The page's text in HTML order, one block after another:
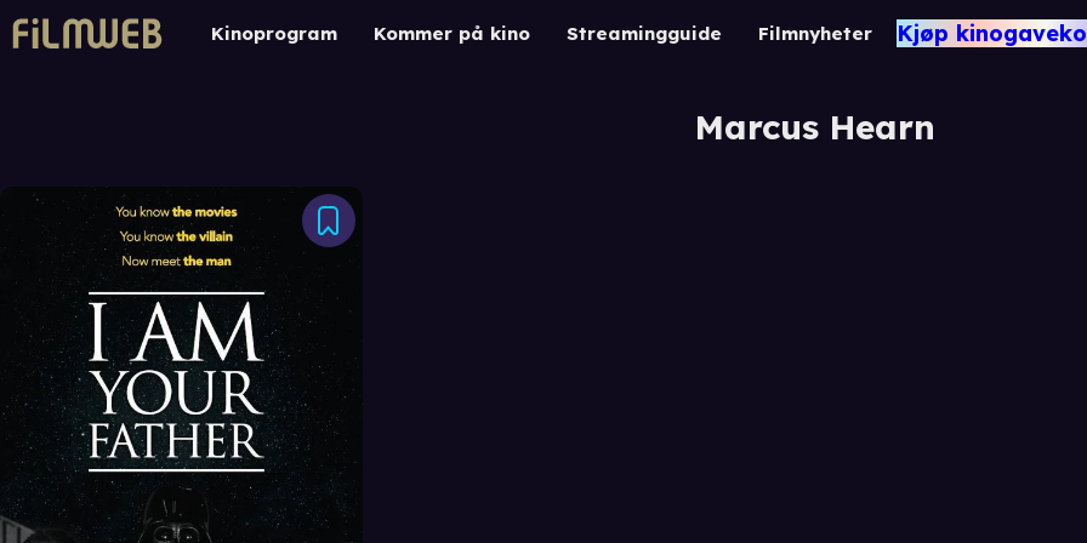
Kinoprogram Kommer på kino Streamingguide Filmnyheter Kjøp
Marcus Hearn